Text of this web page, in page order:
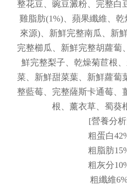
整花豆、豌豆澱粉、完整白
雞脂肪(1%)、蘋果纖維、
來源)、新鮮完整南瓜、新
完整櫛瓜、新鮮完整胡蘿蔔
鮮完整梨子、乾燥菊苣根
菜、新鮮甜菜葉、新鮮蘿蔔
整藍莓、完整薩斯卡通莓、
根、薰衣草、蜀葵
[營養分
粗蛋白
粗脂肪
粗灰分
粗纖維